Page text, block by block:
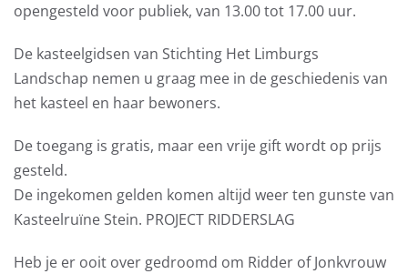
opengesteld voor publiek, van 13.00 tot 17.00 uur.
De kasteelgidsen van Stichting Het Limburgs
Landschap nemen u graag mee in de geschiedenis van
het kasteel en haar bewoners.
De toegang is gratis, maar een vrije gift wordt op prijs
gesteld.
De ingekomen gelden komen altijd weer ten gunste van
Kasteelruïne Stein. PROJECT RIDDERSLAG
Heb je er ooit over gedroomd om Ridder of Jonkvrouw